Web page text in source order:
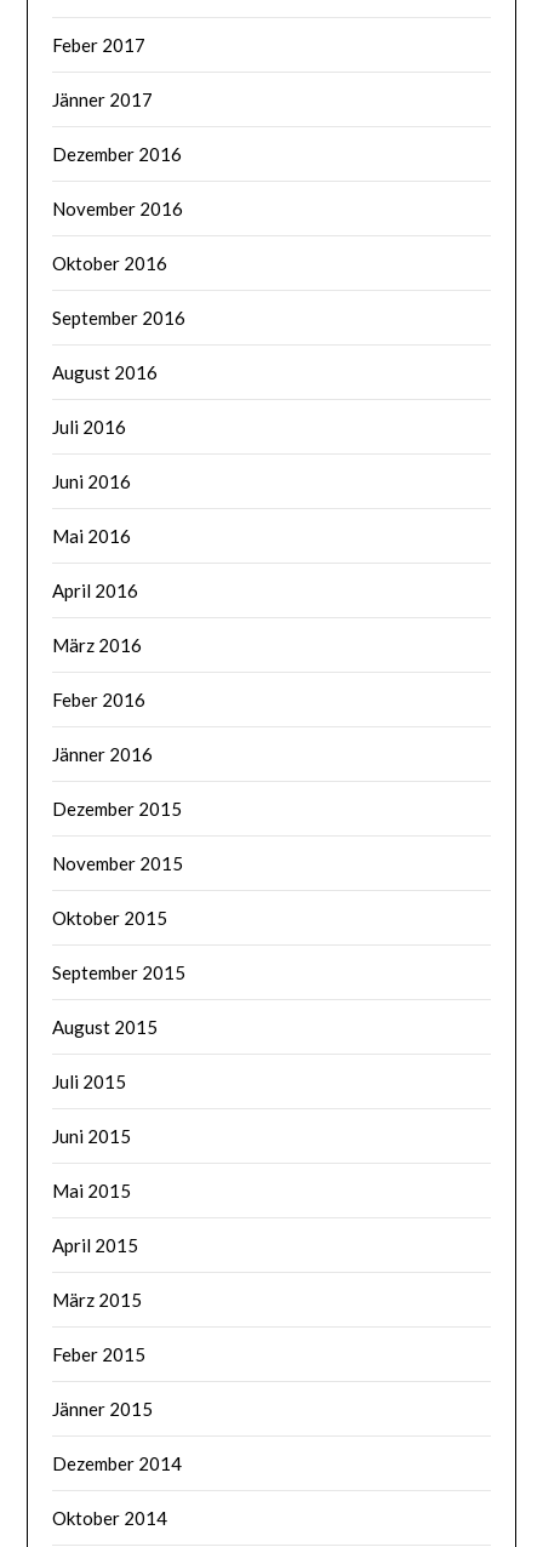
Feber 2017
Jänner 2017
Dezember 2016
November 2016
Oktober 2016
September 2016
August 2016
Juli 2016
Juni 2016
Mai 2016
April 2016
März 2016
Feber 2016
Jänner 2016
Dezember 2015
November 2015
Oktober 2015
September 2015
August 2015
Juli 2015
Juni 2015
Mai 2015
April 2015
März 2015
Feber 2015
Jänner 2015
Dezember 2014
Oktober 2014